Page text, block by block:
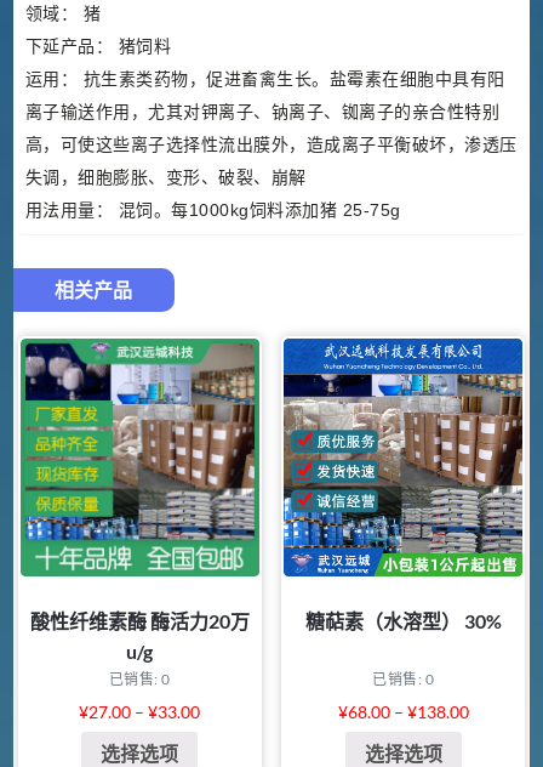
领域： 猪
下延产品： 猪饲料
运用： 抗生素类药物，促进畜禽生长。盐霉素在细胞中具有阳
离子输送作用，尤其对钾离子、钠离子、铷离子的亲合性特别
高，可使这些离子选择性流出膜外，造成离子平衡破坏，渗透压
失调，细胞膨胀、变形、破裂、崩解
用法用量： 混饲。每1000kg饲料添加猪 25-75g
相关产品
酸性纤维素酶 酶活力20万
u/g
已销售: 0
¥27.00 –¥33.00
选择选项
糖萜素（水溶型） 30%
已销售: 0
¥68.00– ¥138.00
选择选项